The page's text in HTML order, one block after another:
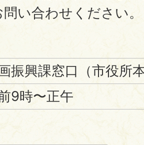
い合わせください。
振興課窓口（市役所
9時〜正午